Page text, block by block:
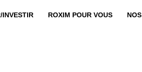
INVESTIR ROXIM POUR VOUS